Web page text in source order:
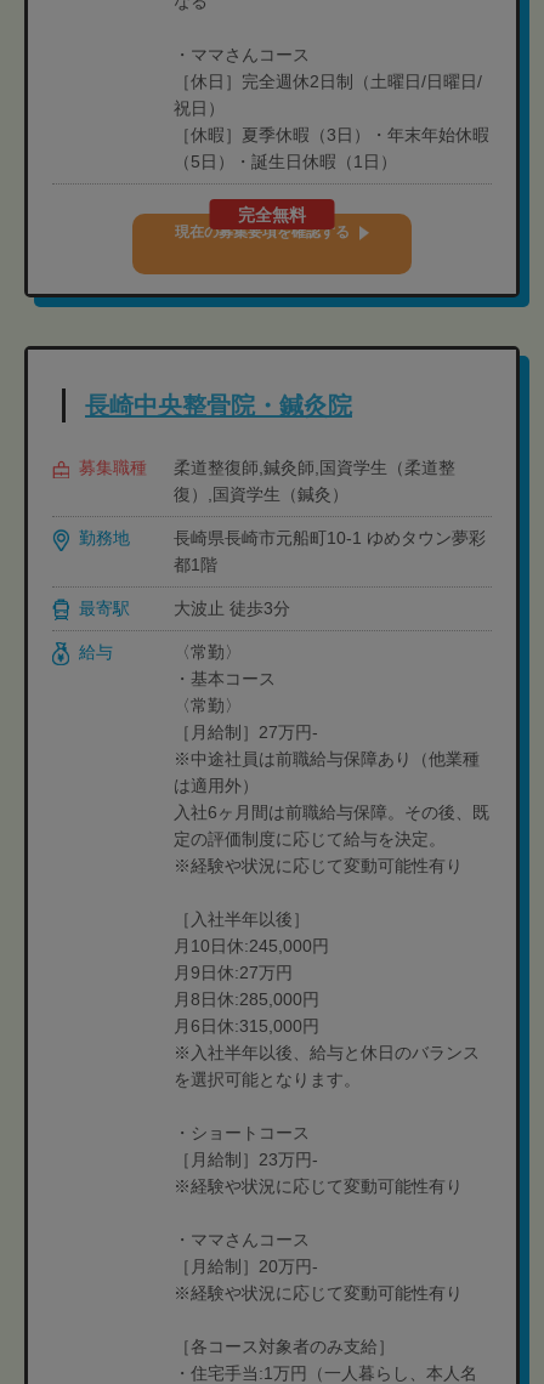
・ママさんコース
［休日］完全週休2日制（土曜日/日曜日/
祝日）
［休暇］夏季休暇（3日）・年末年始休暇
（5日）・誕生日休暇（1日）
完全無料
現在の募集要項を確認する
長崎中央整骨院・鍼灸院
募集職種
柔道整復師,鍼灸師,国資学生（柔道整
復）,国資学生（鍼灸）
勤務地
長崎県長崎市元船町10-1 ゆめタウン夢彩
都1階
最寄駅 大波止 徒歩3分
給与
〈常勤〉
・基本コース
〈常勤〉
［月給制］27万円-
※中途社員は前職給与保障あり（他業種
は適用外）
入社6ヶ月間は前職給与保障。その後、既
定の評価制度に応じて給与を決定。
※経験や状況に応じて変動可能性有り
［入社半年以後］
月10日休:245,000円
月9日休:27万円
月8日休:285,000円
月6日休:315,000円
※入社半年以後、給与と休日のバランス
を選択可能となります。
・ショートコース
［月給制］23万円-
※経験や状況に応じて変動可能性有り
・ママさんコース
［月給制］20万円-
※経験や状況に応じて変動可能性有り
［各コース対象者のみ支給］
・住宅手当:1万円（一人暮らし、本人名